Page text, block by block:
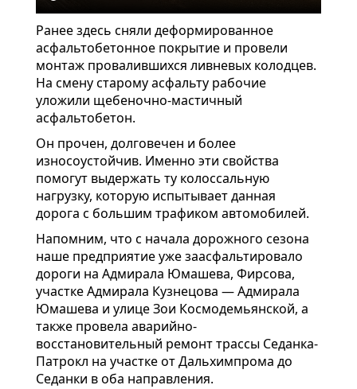
Ранее здесь сняли деформированное
асфальтобетонное покрытие и провели
монтаж провалившихся ливневых колодцев.
На смену старому асфальту рабочие
уложили щебеночно-мастичный
асфальтобетон.
Он прочен, долговечен и более
износоустойчив. Именно эти свойства
помогут выдержать ту колоссальную
нагрузку, которую испытывает данная
дорога с большим трафиком автомобилей.
Напомним, что с начала дорожного сезона
наше предприятие уже заасфальтировало
дороги на Адмирала Юмашева, Фирсова,
участке Адмирала Кузнецова — Адмирала
Юмашева и улице Зои Космодемьянской, а
также провела аварийно-
восстановительный ремонт трассы Седанка-
Патрокл на участке от Дальхимпрома до
Седанки в оба направления.